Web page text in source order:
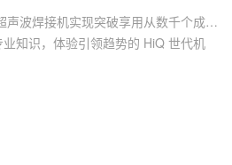
声波焊接机实现突破享用从数千个成功
知识，体验引领趋势的 HiQ 世代机